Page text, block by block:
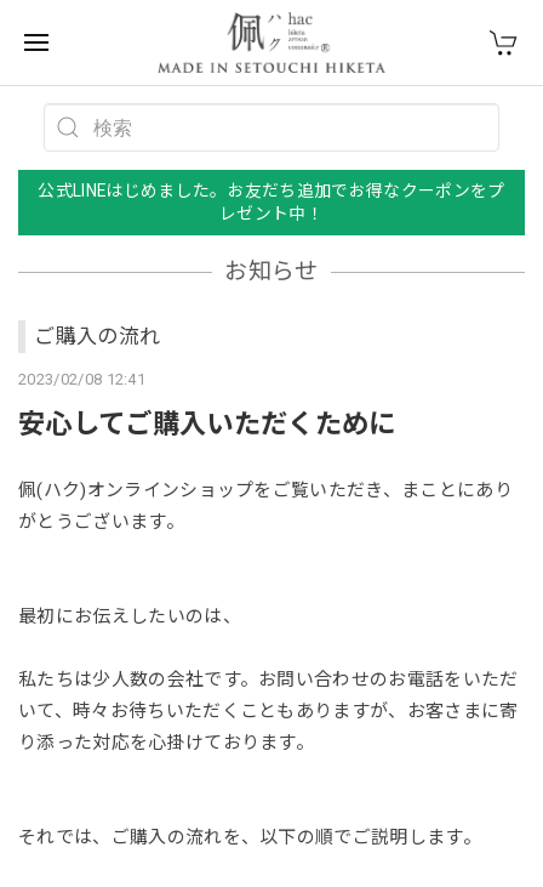
公式LINEはじめました。お友だち追加でお得なクーポンをプ
レゼント中！
お知らせ
ご購入の流れ
2023/02/08 12:41
安心してご購入いただくために
佩(ハク)オンラインショップをご覧いただき、まことにあり
がとうございます。
最初にお伝えしたいのは、
私たちは少人数の会社です。お問い合わせのお電話をいただ
いて、時々お待ちいただくこともありますが、お客さまに寄
り添った対応を心掛けております。
それでは、ご購入の流れを、以下の順でご説明します。